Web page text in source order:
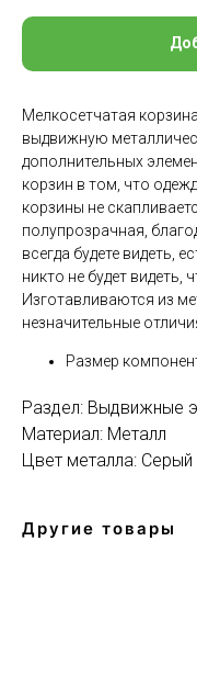
Мелкосетчатая
выдвижную
дополнительных
корзин в том, что
корзины не
полупрозрачная,
всегда будете видеть,
никто не будет видеть,
Изготавливаются из
незначительные
Размер
Раздел: Выдвижные
Материал: Металл
Цвет металла: Серый
Другие товары